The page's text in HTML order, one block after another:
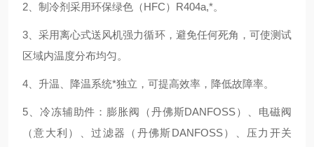
2、制冷剂采用环保绿色（HFC）R404a,*。
3、采用离心式送风机强力循环，避免任何死角，可使测试
区域内温度分布均匀。
4、升温、降温系统*独立，可提高效率，降低故障率。
5、冷冻辅助件：膨胀阀（丹佛斯DANFOSS）、电磁阀
（意大利）、过滤器（丹佛斯DANFOSS）、压力开关